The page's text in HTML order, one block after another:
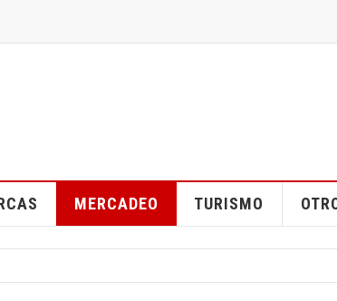
MERCADEO TURISMO